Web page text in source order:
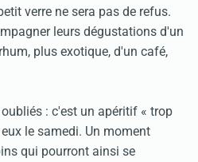
verre ne sera pas de refus.
leurs dégustations d'un
plus exotique, d'un café,
: c'est un apéritif « trop
le samedi. Un moment
qui pourront ainsi se